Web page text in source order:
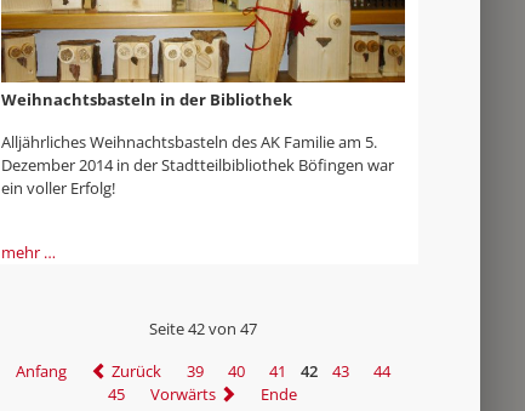
Weihnachtsbasteln in der Bibliothek
Alljährliches Weihnachtsbasteln des AK Familie am 5.
Dezember 2014 in der Stadtteilbibliothek Böfingen war
ein voller Erfolg!
mehr …
Seite 42 von 47
Anfang
Zurück 39 40 41 42 43
44
45
Vorwärts Ende